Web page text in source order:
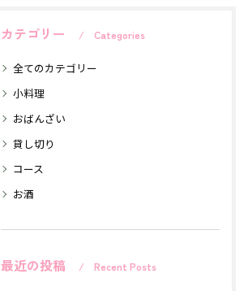
カテゴリー Categories
全てのカテゴリー
小料理
おばんざい
貸し切り
コース
お酒
最近の投稿 Recent Posts